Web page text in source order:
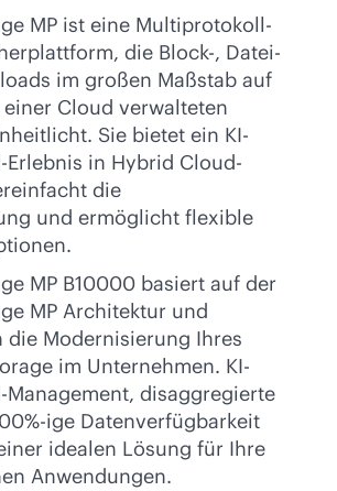
MP ist eine Multiprotokoll-
die Block-, Datei-
im großen Maßstab auf
Cloud verwalteten
Sie bietet ein KI-
in Hybrid Cloud-
die
und ermöglicht flexible
MP B10000 basiert auf der
MP Architektur und
Modernisierung Ihres
im Unternehmen. KI-
disaggregierte
ige Datenverfügbarkeit
idealen Lösung für Ihre
Anwendungen.